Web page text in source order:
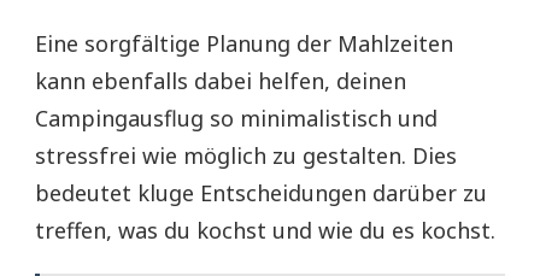
Eine sorgfältige Planung der Mahlzeiten
kann ebenfalls dabei helfen, deinen
Campingausflug so minimalistisch und
stressfrei wie möglich zu gestalten. Dies
bedeutet kluge Entscheidungen darüber zu
treffen, was du kochst und wie du es kochst.